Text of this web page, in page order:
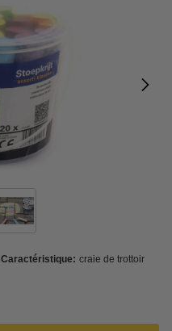
Caractéristique: craie de trottoir